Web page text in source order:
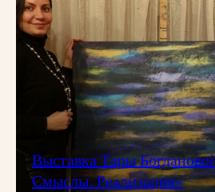
Выставка Тары
Смыслы. Реализация»